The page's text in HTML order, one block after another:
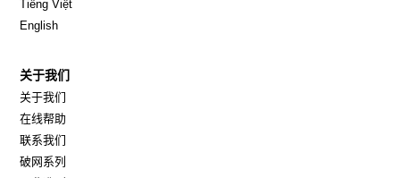
Tiếng Việt
English
关于我们
关于我们
在线帮助
联系我们
破网系列